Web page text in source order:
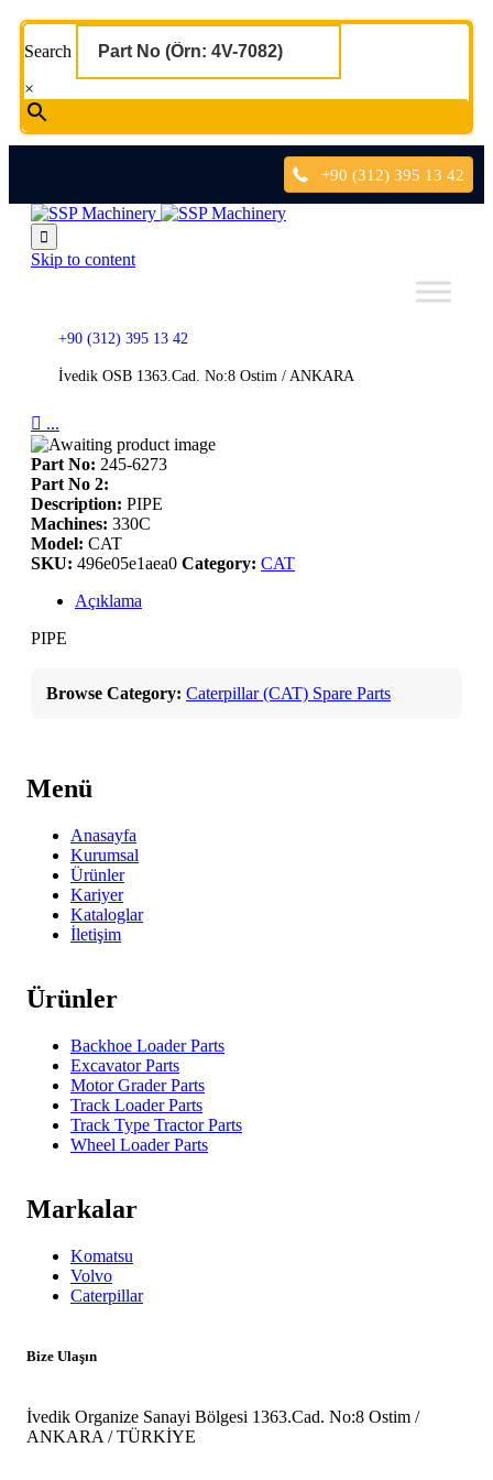
Search
×
+90 (312) 395 13 42

Skip to content
+90 (312) 395 13 42
İvedik OSB 1363.Cad. No:8 Ostim / ANKARA
 ...
Part No: 245-6273
Part No 2:
Description: PIPE
Machines: 330C
Model: CAT
SKU: 496e05e1aea0 Category: CAT
Açıklama
PIPE
Browse Category: Caterpillar (CAT) Spare Parts
Menü
Anasayfa
Kurumsal
Ürünler
Kariyer
Kataloglar
İletişim
Ürünler
Backhoe Loader Parts
Excavator Parts
Motor Grader Parts
Track Loader Parts
Track Type Tractor Parts
Wheel Loader Parts
Markalar
Komatsu
Volvo
Caterpillar
Bize Ulaşın
İvedik Organize Sanayi Bölgesi 1363.Cad. No:8 Ostim /
ANKARA / TÜRKİYE